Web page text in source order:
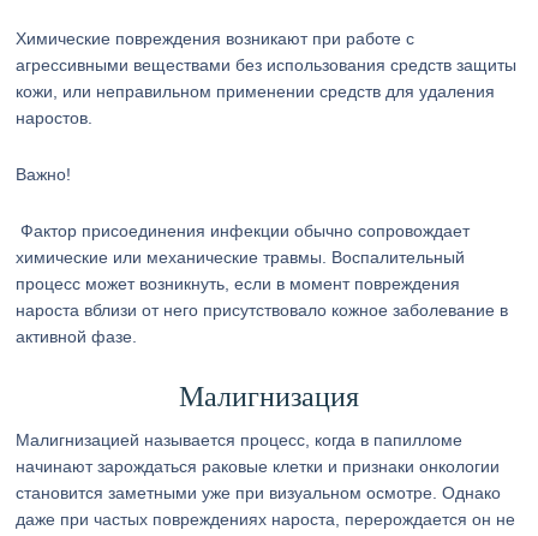
Химические повреждения возникают при работе с
агрессивными веществами без использования средств защиты
кожи, или неправильном применении средств для удаления
наростов.
Важно!
Фактор присоединения инфекции обычно сопровождает
химические или механические травмы. Воспалительный
процесс может возникнуть, если в момент повреждения
нароста вблизи от него присутствовало кожное заболевание в
активной фазе.
Малигнизация
Малигнизацией называется процесс, когда в папилломе
начинают зарождаться раковые клетки и признаки онкологии
становится заметными уже при визуальном осмотре. Однако
даже при частых повреждениях нароста, перерождается он не